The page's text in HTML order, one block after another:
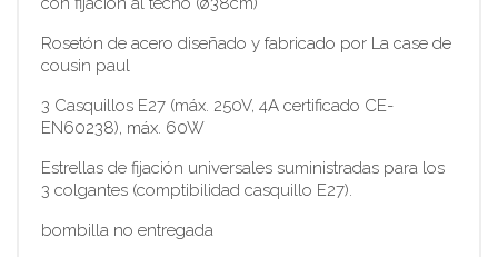
Rosetón de acero diseñado y fabricado por La case de
cousin paul
3 Casquillos E27 (máx. 250V, 4A certificado CE-
EN60238), máx. 60W
Estrellas de fijación universales suministradas para los
3 colgantes (comptibilidad casquillo E27).
bombilla no entregada